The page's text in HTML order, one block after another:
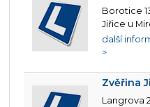
Borotice
Jiřice u
další
>
Zvěřina
Langrova